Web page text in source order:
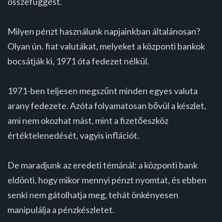
Milyen pénzt használunk napjainkban általánosan?
Olyan ún. fiat valutákat, melyeket a központi bankok
bocsátják ki, 1971 óta fedezet nélkül.
1971-ben teljesen megszűnt minden egyes valuta
arany fedezete. Azóta folyamatosan bővül a készlet,
ami nem okozhat mást, mint a fizetőeszköz
értéktelenedését, vagyis inflációt.
De maradjunk az eredeti témánál: a központi bank
eldönti, hogy mikor mennyi pénzt nyomtat, és ebben
senki nem gátolhatja meg, tehát önkényesen
manipulálja a pénzkészletet.